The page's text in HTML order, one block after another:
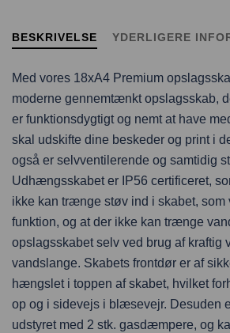
BESKRIVELSE YDERLIGERE
Med vores 18xA4 Premium
moderne gennemtænkt opslagsskab,
er funktionsdygtigt og nemt at have
skal udskifte dine beskeder og print i
også er selvventilerende og samtidig
Udhængsskabet er IP56 certificeret,
ikke kan trænge støv ind i skabet, som
funktion, og at der ikke kan trænge
opslagsskabet selv ved brug af kraftig
vandslange. Skabets frontdør er af
hængslet i toppen af skabet, hvilket
op og i sidevejs i blæsevejr. Desuden
udstyret med 2 stk. gasdæmpere, og